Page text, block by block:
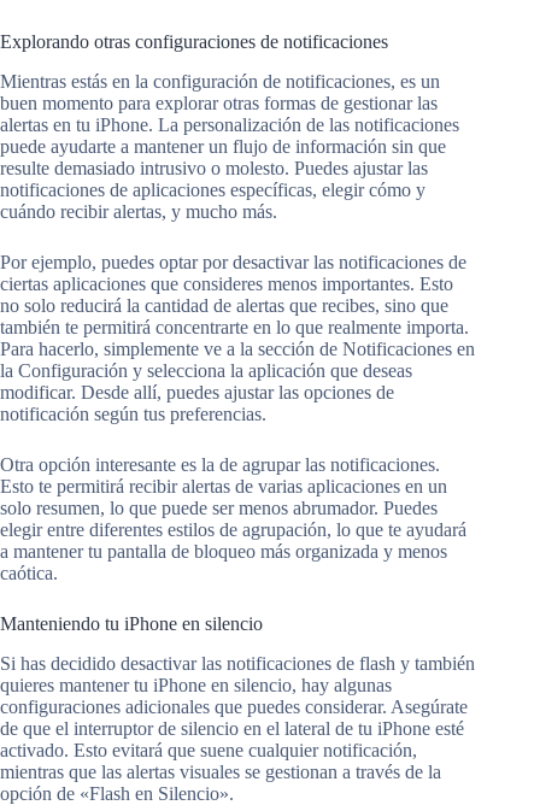
Explorando otras configuraciones de notificaciones
Mientras estás en la configuración de notificaciones, es un
buen momento para explorar otras formas de gestionar las
alertas en tu iPhone. La personalización de las notificaciones
puede ayudarte a mantener un flujo de información sin que
resulte demasiado intrusivo o molesto. Puedes ajustar las
notificaciones de aplicaciones específicas, elegir cómo y
cuándo recibir alertas, y mucho más.
Por ejemplo, puedes optar por desactivar las notificaciones de
ciertas aplicaciones que consideres menos importantes. Esto
no solo reducirá la cantidad de alertas que recibes, sino que
también te permitirá concentrarte en lo que realmente importa.
Para hacerlo, simplemente ve a la sección de Notificaciones en
la Configuración y selecciona la aplicación que deseas
modificar. Desde allí, puedes ajustar las opciones de
notificación según tus preferencias.
Otra opción interesante es la de agrupar las notificaciones.
Esto te permitirá recibir alertas de varias aplicaciones en un
solo resumen, lo que puede ser menos abrumador. Puedes
elegir entre diferentes estilos de agrupación, lo que te ayudará
a mantener tu pantalla de bloqueo más organizada y menos
caótica.
Manteniendo tu iPhone en silencio
Si has decidido desactivar las notificaciones de flash y también
quieres mantener tu iPhone en silencio, hay algunas
configuraciones adicionales que puedes considerar. Asegúrate
de que el interruptor de silencio en el lateral de tu iPhone esté
activado. Esto evitará que suene cualquier notificación,
mientras que las alertas visuales se gestionan a través de la
opción de «Flash en Silencio».